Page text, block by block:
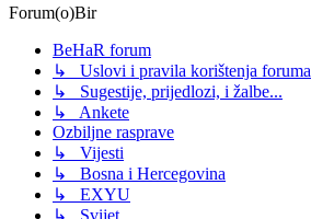
Forum(o)Bir
BeHaR forum
↳ Uslovi i pravila korištenja foruma
↳ Sugestije, prijedlozi, i žalbe...
↳ Ankete
Ozbiljne rasprave
↳ Vijesti
↳ Bosna i Hercegovina
↳ EXYU
↳ Svijet